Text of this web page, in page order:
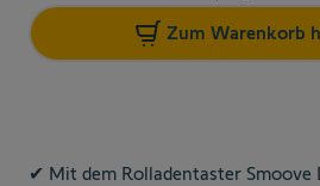
Zum Warenkorb
✔ Mit dem Rolladentaster Smoove